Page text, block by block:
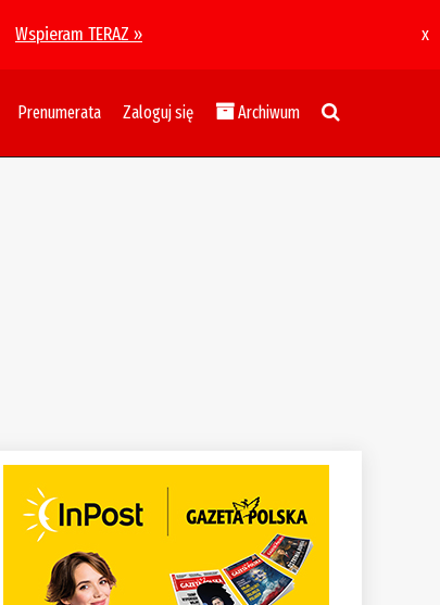
Wspieram TERAZ » x
Prenumerata Zaloguj się Archiwum